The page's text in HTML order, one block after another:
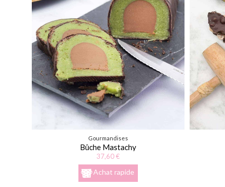
Gourmandises
Bûche Mastachy
37,60 €
Achat rapide